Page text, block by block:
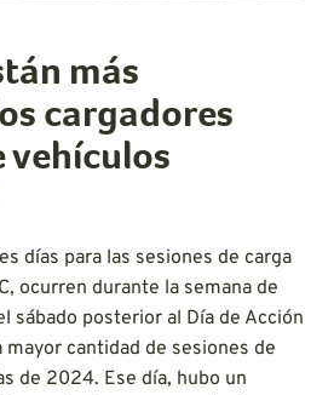
más
cargadores
vehículos
días para las sesiones de carga
ocurren durante la semana de
sábado posterior al Día de Acción
mayor cantidad de sesiones de
de 2024. Ese día, hubo un